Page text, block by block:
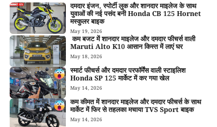
दमदार इंजन, स्पोर्टी लुक और शानदार माइलेज के साथ
युवाओं की नई पसंद बनी Honda CB 125 Hornet
मस्कुलर बाइक
May 19, 2026
कम बजट में शानदार माइलेज और दमदार फीचर्स वाली
Maruti Alto K10 आसान किस्त में लाएं घर
May 18, 2026
स्मार्ट फीचर्स और दमदार परफॉर्मेंस वाली स्टाइलिश
Honda SP 125 मार्केट में कर गया खेल
May 14, 2026
कम कीमत में शानदार माइलेज और दमदार फीचर्स के साथ
मार्केट में फिर से तहलका मचाया TVS Sport बाइक
May 14, 2026